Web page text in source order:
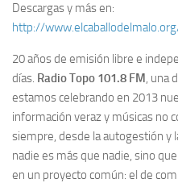
Descargas y más en:
http://
20 años de emisión libre e
días. Radio Topo 101.8 FM, una
estamos celebrando en 2013
información veraz y músicas no
siempre, desde la autogestión y
nadie es más que nadie, sino
en un proyecto común: el de